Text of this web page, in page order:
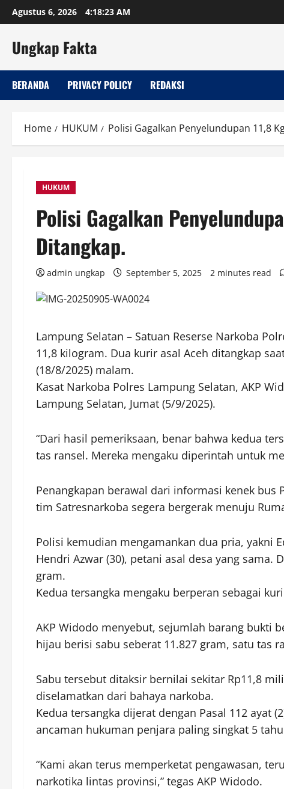
Skip
to
Agustus 6, 2026 4:18:24 AM
Ungkap Fakta
BERANDA PRIVACY POLICY REDAKSI
Home HUKUM Polisi Gagalkan Penyelundupan 11,8
HUKUM
Polisi Gagalkan
Ditangkap.
admin ungkap September 5, 2025 2 minutes read
Lampung Selatan – Satuan Reserse Narkoba
11,8 kilogram. Dua kurir asal Aceh ditangkap
(18/8/2025) malam.
Kasat Narkoba Polres Lampung Selatan, AKP
Lampung Selatan, Jumat (5/9/2025).
“Dari hasil pemeriksaan, benar bahwa kedua
tas ransel. Mereka mengaku diperintah untuk
Penangkapan berawal dari informasi kenek bus
tim Satresnarkoba segera bergerak menuju
Polisi kemudian mengamankan dua pria, yakni
Hendri Azwar (30), petani asal desa yang
gram.
Kedua tersangka mengaku berperan sebagai
AKP Widodo menyebut, sejumlah barang bukti
hijau berisi sabu seberat 11.827 gram, satu tas
Sabu tersebut ditaksir bernilai sekitar Rp11,8
diselamatkan dari bahaya narkoba.
Kedua tersangka dijerat dengan Pasal 112 ayat
ancaman hukuman penjara paling singkat 5
“Kami akan terus memperketat pengawasan,
narkotika lintas provinsi,” tegas AKP Widodo.